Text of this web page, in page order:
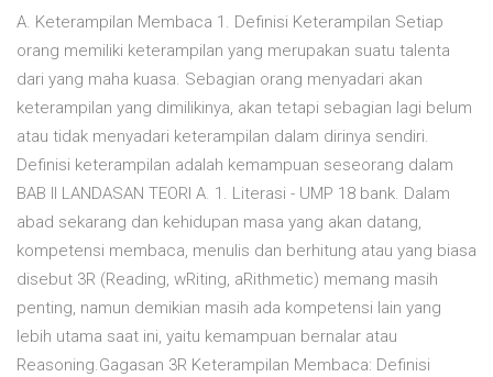
A. Keterampilan Membaca 1. Definisi Keterampilan Setiap
orang memiliki keterampilan yang merupakan suatu talenta
dari yang maha kuasa. Sebagian orang menyadari akan
keterampilan yang dimilikinya, akan tetapi sebagian lagi belum
atau tidak menyadari keterampilan dalam dirinya sendiri.
Definisi keterampilan adalah kemampuan seseorang dalam
BAB II LANDASAN TEORI A. 1. Literasi - UMP 18 bank. Dalam
abad sekarang dan kehidupan masa yang akan datang,
kompetensi membaca, menulis dan berhitung atau yang biasa
disebut 3R (Reading, wRiting, aRithmetic) memang masih
penting, namun demikian masih ada kompetensi lain yang
lebih utama saat ini, yaitu kemampuan bernalar atau
Reasoning.Gagasan 3R Keterampilan Membaca: Definisi